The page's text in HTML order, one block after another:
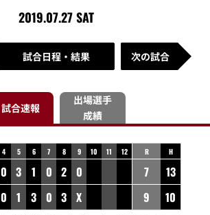
2019.07.27 SAT
試合日程・結果 次の試合
試合速報
出場選手
成績
4 5 6 7 8 9 10 11 12
0 3 1 0 2 0
0 1 3 0 3 X
R H
7
13
9
10